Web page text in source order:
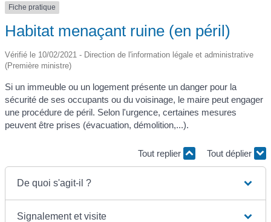
Fiche pratique
Habitat menaçant ruine (en péril)
Vérifié le 10/02/2021 - Direction de l'information légale et administrative
(Première ministre)
Si un immeuble ou un logement présente un danger pour la
sécurité de ses occupants ou du voisinage, le maire peut engager
une procédure de péril. Selon l'urgence, certaines mesures
peuvent être prises (évacuation, démolition,...).
Tout replier Tout déplier
De quoi s'agit-il ?
Signalement et visite